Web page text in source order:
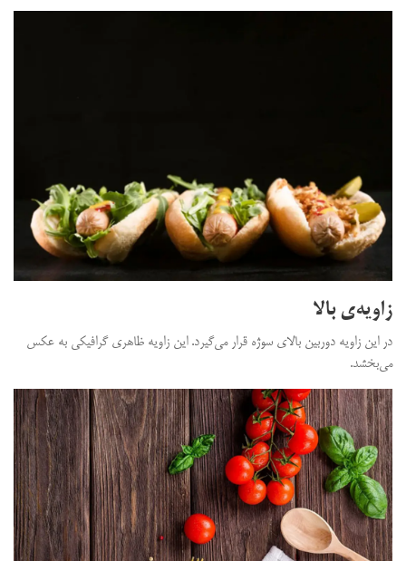
زاویه‌ی بالا
در این زاویه دوربین بالای سوژه قرار می‌گیرد. این زاویه ظاهری گرافیکی به عکس
می‌بخشد.